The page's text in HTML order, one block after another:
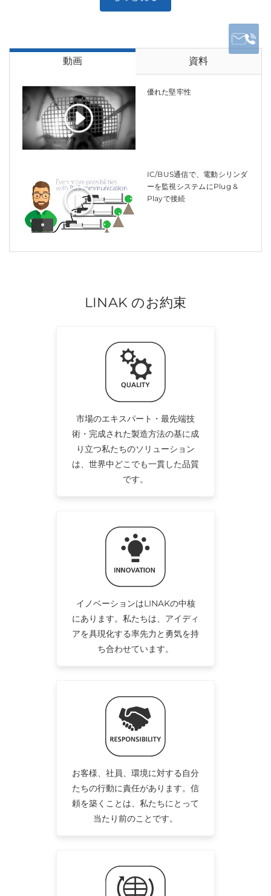
動画 資料
優れた堅牢性
IC/BUS通信で、電動シリンダ
ーを監視システムにPlug &
Playで接続
LINAK のお約束
市場のエキスパート・最先端技
術・完成された製造方法の基に成
り立つ私たちのソリューション
は、世界中どこでも一貫した品質
です。
イノベーションはLINAKの中核
にあります。私たちは、アイディ
アを具現化する率先力と勇気を持
ち合わせています。
お客様、社員、環境に対する自分
たちの行動に責任があります。信
頼を築くことは、私たちにとって
当たり前のことです。